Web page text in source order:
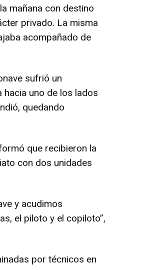
mañana con destino
privado. La misma
acompañado de
sufrió un
uno de los lados
quedando
que recibieron la
con dos unidades
y acudimos
el piloto y el copiloto”,
por técnicos en